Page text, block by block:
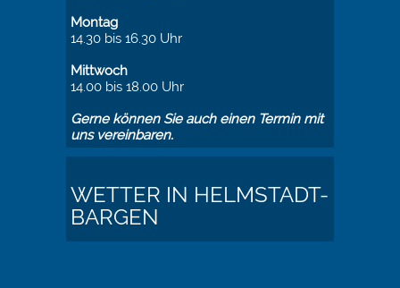
Montag
14.30 bis 16.30 Uhr
Mittwoch
14.00 bis 18.00 Uhr
Gerne können Sie auch einen Termin mit
uns vereinbaren.
WETTER IN HELMSTADT-
BARGEN